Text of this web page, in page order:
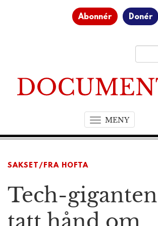
Abonnér Donér
MENYT
o
a
i
SAKSET/FRA HOFTA
Tech-